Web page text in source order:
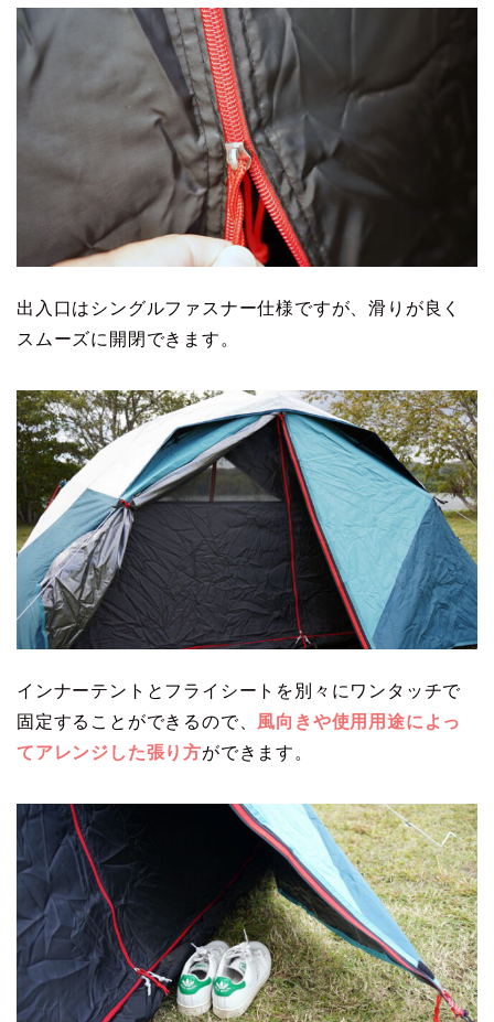
出入口はシングルファスナー仕様ですが、滑りが良く
スムーズに開閉できます。
インナーテントとフライシートを別々にワンタッチで
固定することができるので、 風向きや使用用途によっ
てアレンジした張り方ができます。